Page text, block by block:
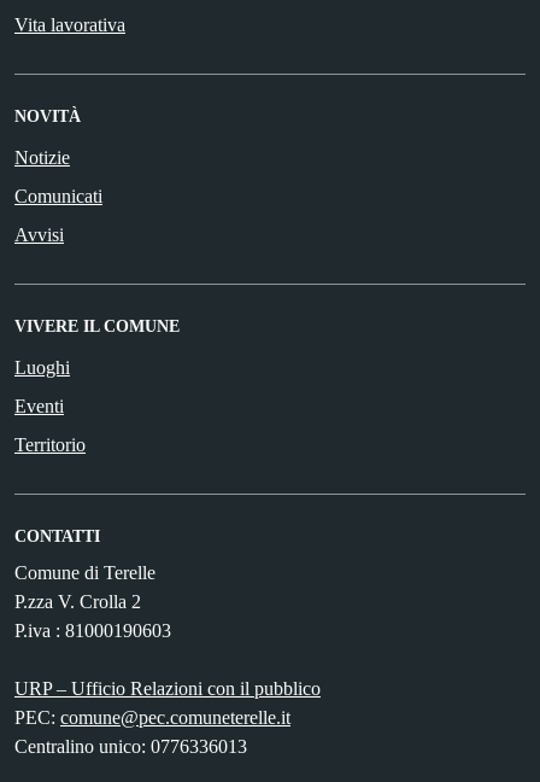
Vita lavorativa
NOVITÀ
Notizie
Comunicati
Avvisi
VIVERE IL COMUNE
Luoghi
Eventi
Territorio
CONTATTI
Comune di Terelle
P.zza V. Crolla 2
P.iva : 81000190603
URP – Ufficio Relazioni con il pubblico
PEC: comune@pec.comuneterelle.it
Centralino unico: 0776336013